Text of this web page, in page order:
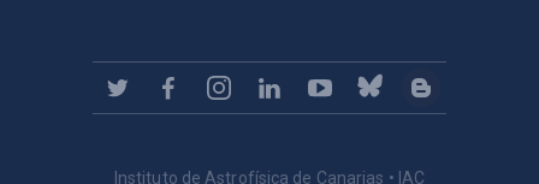
Instituto de Astrofísica de Canarias • IAC